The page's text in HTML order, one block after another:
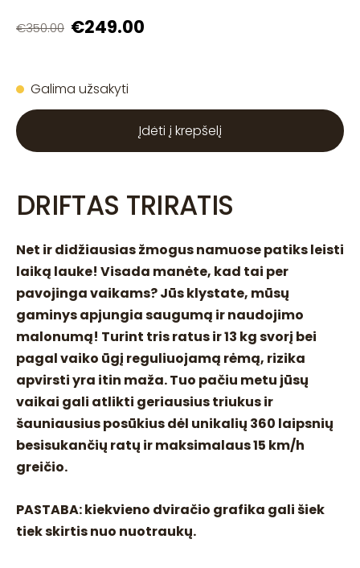
€350.00 €249.00
Galima užsakyti
Įdėti į krepšelį
DRIFTAS TRIRATIS
Net ir didžiausias žmogus namuose patiks leisti
laiką lauke! Visada manėte, kad tai per
pavojinga vaikams? Jūs klystate, mūsų
gaminys apjungia saugumą ir naudojimo
malonumą! Turint tris ratus ir 13 kg svorį bei
pagal vaiko ūgį reguliuojamą rėmą, rizika
apvirsti yra itin maža. Tuo pačiu metu jūsų
vaikai gali atlikti geriausius triukus ir
šauniausius posūkius dėl unikalių 360 laipsnių
besisukančių ratų ir maksimalaus 15 km/h
greičio.
PASTABA: kiekvieno dviračio grafika gali šiek
tiek skirtis nuo nuotraukų.